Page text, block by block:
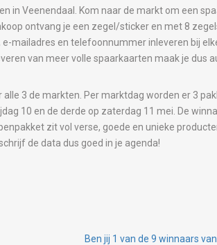
in Veenendaal. Kom naar de markt om een
ontvang je een zegel/sticker en met 8
e-mailadres en telefoonnummer inleveren bij
van meer volle spaarkaarten maak je dus
3 de markten. Per marktdag worden er 3
10 en de derde op zaterdag 11 mei. De
zit vol verse, goede en unieke
de data dus goed in je agenda!
Ben jij 1 van de 9 winnaars